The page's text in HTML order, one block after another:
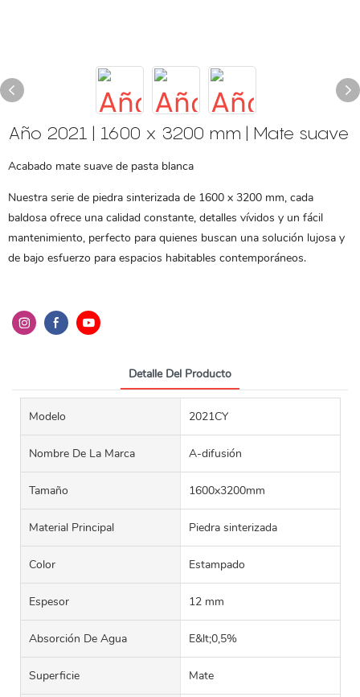
Año 2021 | 1600 x 3200 mm | Mate suave
Acabado mate suave de pasta blanca
Nuestra serie de piedra sinterizada de 1600 x 3200 mm, cada
baldosa ofrece una calidad constante, detalles vívidos y un fácil
mantenimiento, perfecto para quienes buscan una solución lujosa y
de bajo esfuerzo para espacios habitables contemporáneos.
Detalle Del Producto
Modelo 2021CY
Nombre De La Marca A-difusión
Tamaño 1600x3200mm
Material Principal Piedra sinterizada
Color Estampado
Espesor 12 mm
Absorción De Agua E&lt;0,5%
Superficie Mate